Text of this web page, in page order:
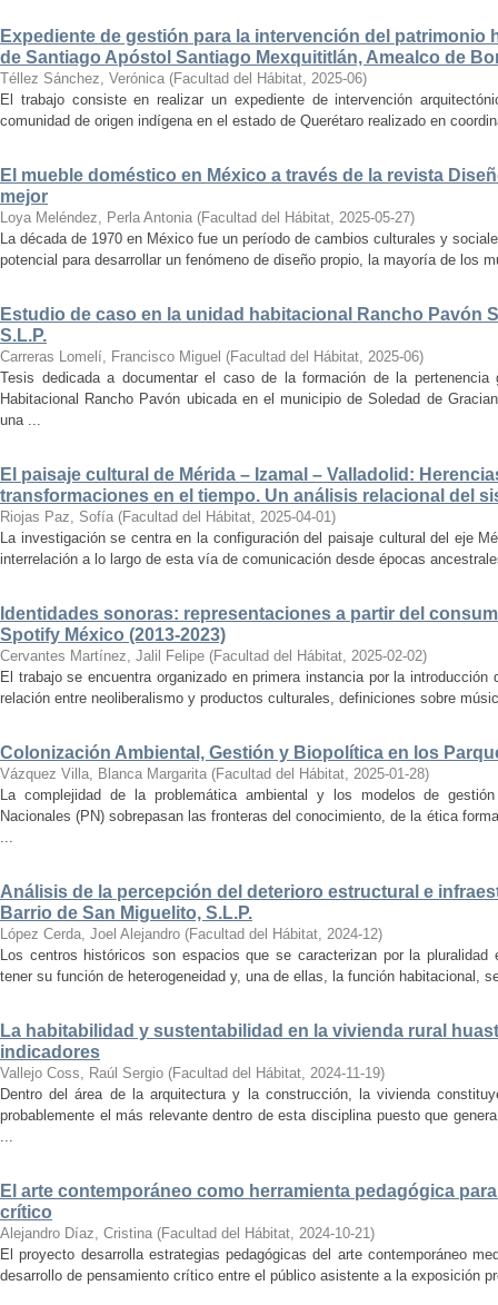
Expediente de gestión para la intervención del patrimonio
de Santiago Apóstol Santiago Mexquititlán, Amealco de
Téllez Sánchez, Verónica (Facultad del Hábitat, 2025-06)
El trabajo consiste en realizar un expediente de intervención
comunidad de origen indígena en el estado de Querétaro realizado en
El mueble doméstico en México a través de la revista
mejor
Loya Meléndez, Perla Antonia (Facultad del Hábitat, 2025-05-27)
La década de 1970 en México fue un período de cambios culturales y
potencial para desarrollar un fenómeno de diseño propio, la mayoría de los
Estudio de caso en la unidad habitacional Rancho Pavón
S.L.P.
Carreras Lomelí, Francisco Miguel (Facultad del Hábitat, 2025-06)
Tesis dedicada a documentar el caso de la formación de la
Habitacional Rancho Pavón ubicada en el municipio de Soledad de
una ...
El paisaje cultural de Mérida – Izamal – Valladolid:
transformaciones en el tiempo. Un análisis relacional del
Riojas Paz, Sofía (Facultad del Hábitat, 2025-04-01)
La investigación se centra en la configuración del paisaje cultural del eje
interrelación a lo largo de esta vía de comunicación desde épocas
Identidades sonoras: representaciones a partir del
Spotify México (2013-2023)
Cervantes Martínez, Jalil Felipe (Facultad del Hábitat, 2025-02-02)
El trabajo se encuentra organizado en primera instancia por la
relación entre neoliberalismo y productos culturales, definiciones sobre
Colonización Ambiental, Gestión y Biopolítica en los
Vázquez Villa, Blanca Margarita (Facultad del Hábitat, 2025-01-28)
La complejidad de la problemática ambiental y los modelos de
Nacionales (PN) sobrepasan las fronteras del conocimiento, de la ética
...
Análisis de la percepción del deterioro estructural e
Barrio de San Miguelito, S.L.P.
López Cerda, Joel Alejandro (Facultad del Hábitat, 2024-12)
Los centros históricos son espacios que se caracterizan por la
tener su función de heterogeneidad y, una de ellas, la función habitacional,
La habitabilidad y sustentabilidad en la vivienda rural
indicadores
Vallejo Coss, Raúl Sergio (Facultad del Hábitat, 2024-11-19)
Dentro del área de la arquitectura y la construcción, la vivienda
probablemente el más relevante dentro de esta disciplina puesto que
...
El arte contemporáneo como herramienta pedagógica
crítico
Alejandro Díaz, Cristina (Facultad del Hábitat, 2024-10-21)
El proyecto desarrolla estrategias pedagógicas del arte contemporáneo
desarrollo de pensamiento crítico entre el público asistente a la exposición